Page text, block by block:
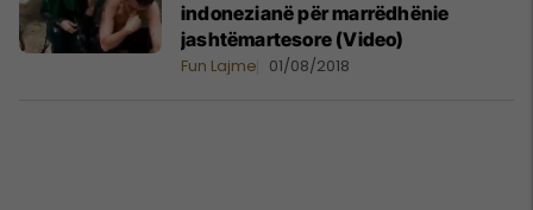
indonezianë për marrëdhënie
jashtëmartesore (Video)
Fun Lajme 01/08/2018